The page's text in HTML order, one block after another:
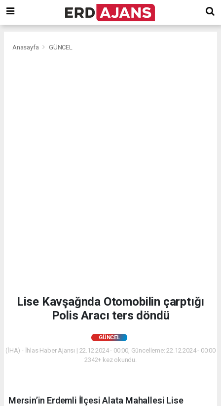
Anasayfa GÜNCEL
Lise Kavşağnda Otomobilin çarptığı
Polis Aracı ters döndü
GÜNCEL
(İHA) - İhlas Haber Ajansı | 22.12.2024 - 00:00, Güncelleme: 22.12.2024 - 00:00
2342+ kez okundu.
Mersin’in Erdemli İlçesi Alata Mahallesi Lise